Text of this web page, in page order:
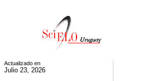
Actualizado en
Julio 23, 2026